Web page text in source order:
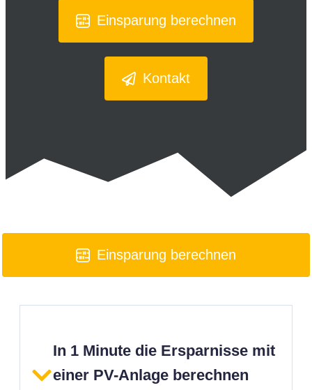
Einsparung berechnen
Kontakt
Einsparung berechnen
In 1 Minute die Ersparnisse mit
einer PV-Anlage berechnen